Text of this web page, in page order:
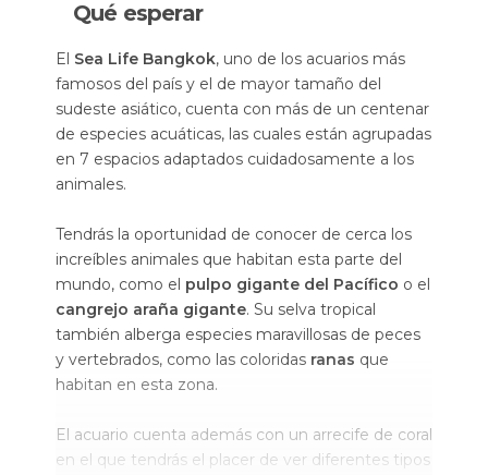
Qué esperar
El Sea Life Bangkok, uno de los acuarios más
famosos del país y el de mayor tamaño del
sudeste asiático, cuenta con más de un centenar
de especies acuáticas, las cuales están agrupadas
en 7 espacios adaptados cuidadosamente a los
animales.
Tendrás la oportunidad de conocer de cerca los
increíbles animales que habitan esta parte del
mundo, como el pulpo gigante del Pacífico o el
cangrejo araña gigante. Su selva tropical
también alberga especies maravillosas de peces
y vertebrados, como las coloridas ranas que
habitan en esta zona.
El acuario cuenta además con un arrecife de coral
en el que tendrás el placer de ver diferentes tipos